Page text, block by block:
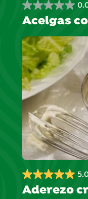
0.0
de
5
estrellas.
Acelgas
5.0
de
Aderezo